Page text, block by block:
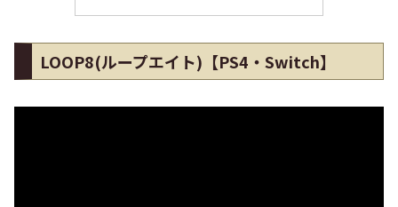
LOOP8(ループエイト)【PS4・Switch】